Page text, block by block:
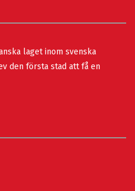
laget inom svenska
den första stad att få en